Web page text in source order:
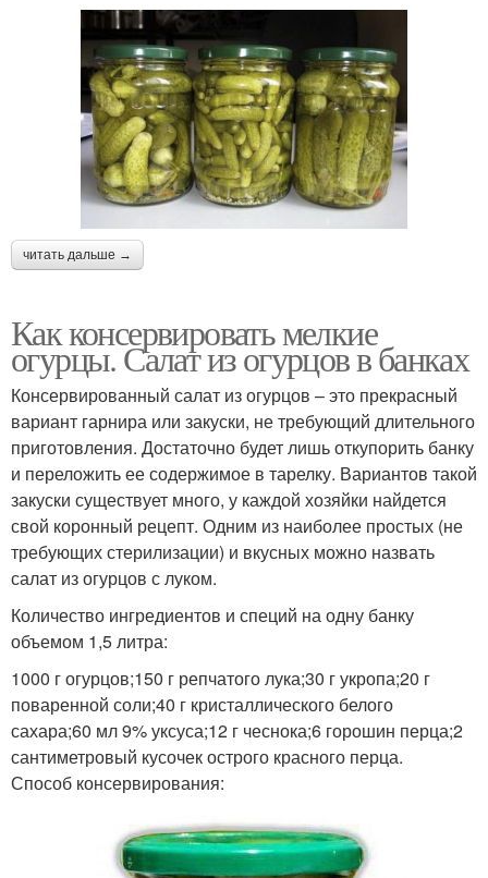
читать дальше →
Как консервировать мелкие
огурцы. Салат из огурцов в банках
Консервированный салат из огурцов – это прекрасный
вариант гарнира или закуски, не требующий длительного
приготовления. Достаточно будет лишь откупорить банку
и переложить ее содержимое в тарелку. Вариантов такой
закуски существует много, у каждой хозяйки найдется
свой коронный рецепт. Одним из наиболее простых (не
требующих стерилизации) и вкусных можно назвать
салат из огурцов с луком.
Количество ингредиентов и специй на одну банку
объемом 1,5 литра:
1000 г огурцов;150 г репчатого лука;30 г укропа;20 г
поваренной соли;40 г кристаллического белого
сахара;60 мл 9% уксуса;12 г чеснока;6 горошин перца;2
сантиметровый кусочек острого красного перца.
Способ консервирования: